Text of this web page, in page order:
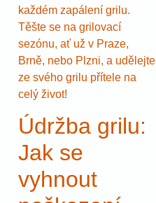
každém zapálení grilu.
Těšte se na grilovací
sezónu, ať už v Praze,
Brně, nebo Plzni, a udělejte
ze svého grilu přítele na
celý život!
Údržba grilu:
Jak se
vyhnout